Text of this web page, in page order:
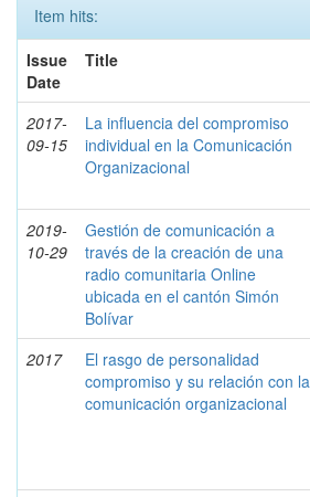
Item hits:
Issue
Date
Title
2017-
09-15
La influencia del compromiso
individual en la Comunicación
Organizacional
2019-
10-29
Gestión de comunicación a
través de la creación de una
radio comunitaria Online
ubicada en el cantón Simón
Bolívar
2017
El rasgo de personalidad
compromiso y su relación con la
comunicación organizacional